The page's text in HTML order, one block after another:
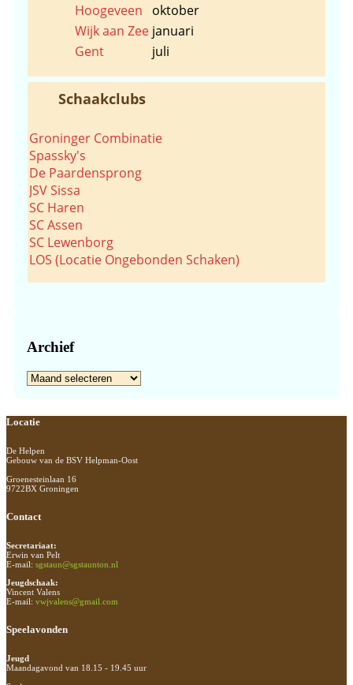
Hoogeveen
oktober
Wijk aan Zee januari
Gent
juli
Schaakclubs
Groninger Combinatie
Spassky's
De Paardensprong
JSV Sissa
SC Haren
SC Assen
SC Lewenborg
LOS (Locatie Ongebonden Schaken)
Archief
Archief
Footer
Locatie
De Helpen
Gebouw van de BSV Helpman-Oost
Groenesteinlaan 16
9722BX Groningen
Contact
Secretariaat:
Erwin van Pelt
E-mail: sgstaun@sgstaunton.nl
Jeugdschaak:
Vincent Valens
E-mail: vwjvalens@gmail.com
Speelavonden
Jeugd
Maandagavond van 18.15 - 19.45 uur